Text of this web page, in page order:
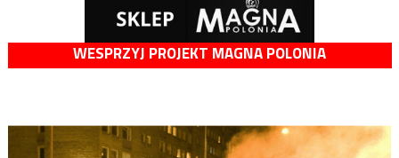
WESPRZYJ PROJEKT MAGNA POLONIA